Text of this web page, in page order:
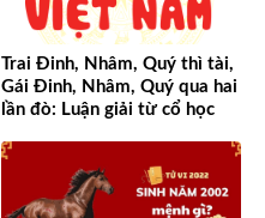
Trai Đinh, Nhâm, Quý thì tài,
Gái Đinh, Nhâm, Quý qua hai
lần đò: Luận giải từ cổ học